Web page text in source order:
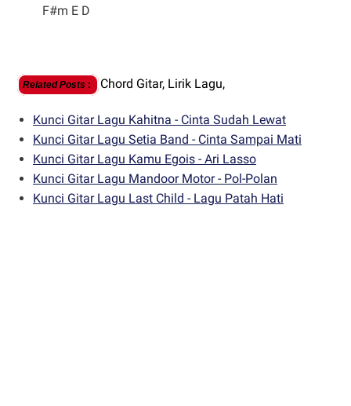
F#m E D
Related Posts : Chord Gitar, Lirik Lagu,
Kunci Gitar Lagu Kahitna - Cinta Sudah Lewat
Kunci Gitar Lagu Setia Band - Cinta Sampai Mati
Kunci Gitar Lagu Kamu Egois - Ari Lasso
Kunci Gitar Lagu Mandoor Motor - Pol-Polan
Kunci Gitar Lagu Last Child - Lagu Patah Hati